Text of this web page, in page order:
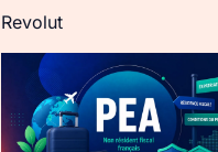
Revolut